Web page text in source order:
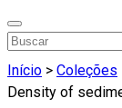
Início > Coleções
Density of